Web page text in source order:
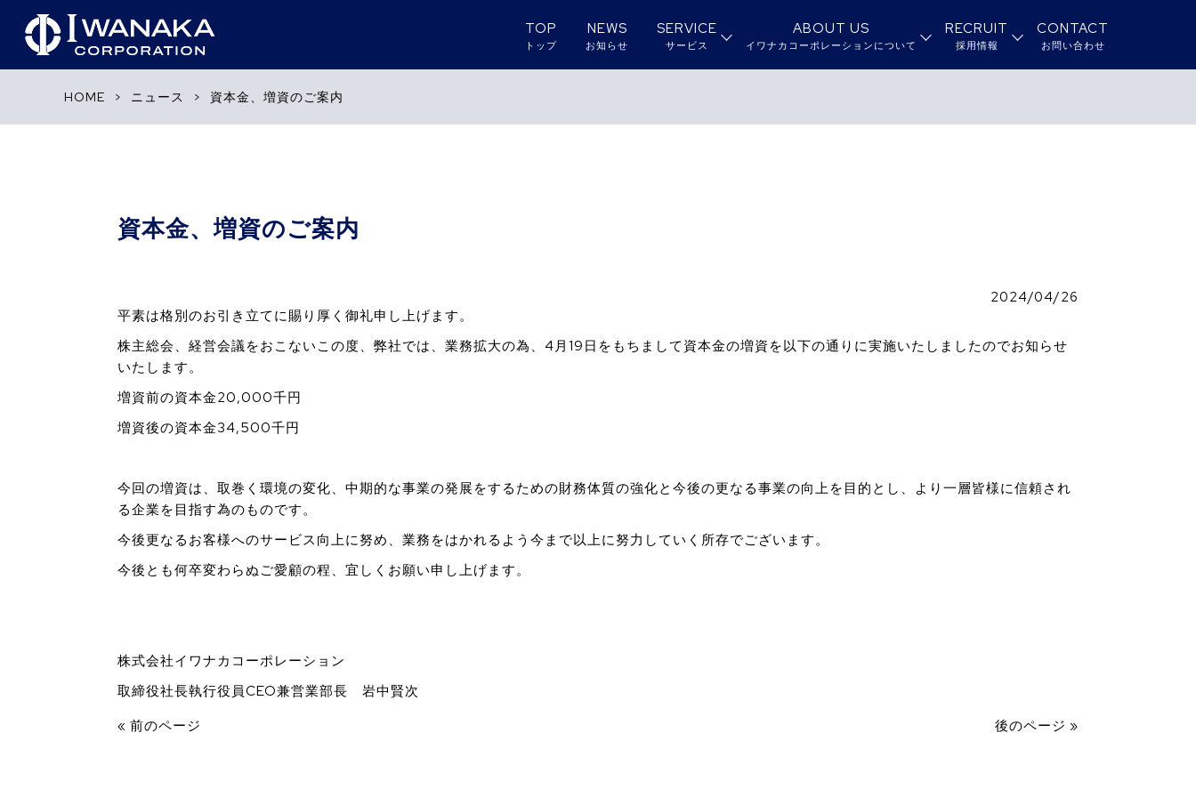
TOP
トップ
NEWS
お知らせ
SERVICE
サービス
ABOUT US
イワナカコーポレーションについて
RECRUIT
採用情報
CONTACT
お問い合わせ
HOME > ニュース > 資本金、増資のご案内
資本金、増資のご案内
2024/04/26
平素は格別のお引き立てに賜り厚く御礼申し上げます。
株主総会、経営会議をおこないこの度、弊社では、業務拡大の為、4月19日をもちまして資本金の増資を以下の通りに実施いたしましたのでお知らせ
いたします。
増資前の資本金20,000千円
増資後の資本金34,500千円
今回の増資は、取巻く環境の変化、中期的な事業の発展をするための財務体質の強化と今後の更なる事業の向上を目的とし、より一層皆様に信頼され
る企業を目指す為のものです。
今後更なるお客様へのサービス向上に努め、業務をはかれるよう今まで以上に努力していく所存でございます。
今後とも何卒変わらぬご愛顧の程、宜しくお願い申し上げます。
株式会社イワナカコーポレーション
取締役社長執行役員CEO兼営業部長 岩中賢次
« 前のページ
後のページ »